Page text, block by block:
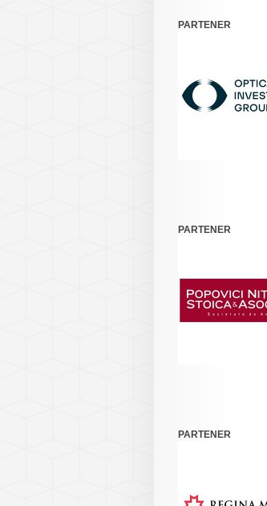
PARTENER
PARTENER
PARTENER